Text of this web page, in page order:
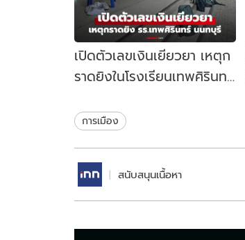
เปิดตัวเลขเงินเยียวยา เหตุก
ราดยิงในโรงเรียนเทพศิรินทร์
การเมือง
สนับสนุนเนื้อหา